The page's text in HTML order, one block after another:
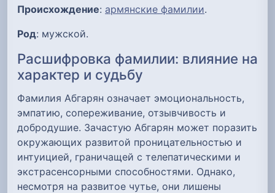
Происхождение: армянские фамилии.
Род: мужской.
Расшифровка фамилии: влияние на
характер и судьбу
Фамилия Абгарян означает эмоциональность,
эмпатию, сопереживание, отзывчивость и
добродушие. Зачастую Абгарян может поразить
окружающих развитой проницательностью и
интуицией, граничащей с телепатическими и
экстрасенсорными способностями. Однако,
несмотря на развитое чутье, они лишены